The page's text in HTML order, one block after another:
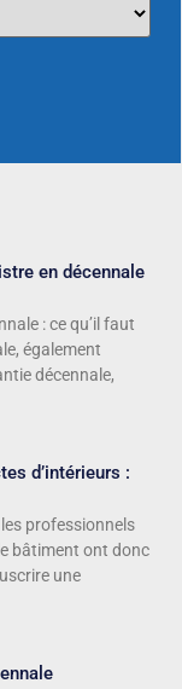
en décennale
: ce qu’il faut
également
décennale,
d’intérieurs :
professionnels
bâtiment ont donc
une